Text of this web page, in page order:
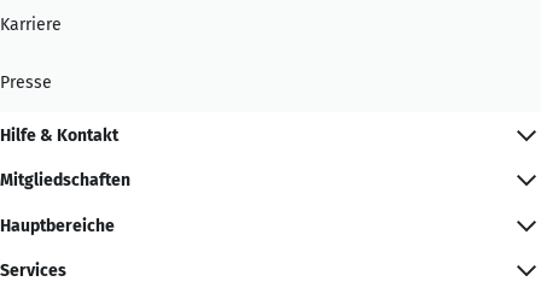
Karriere
Presse
Hilfe & Kontakt
Mitgliedschaften
Hauptbereiche
Services